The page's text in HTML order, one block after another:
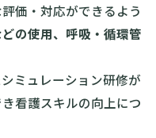
価・対応ができるよう
の使用、呼吸・循環管
ミュレーション研修が
看護スキルの向上につ